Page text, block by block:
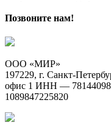
Позвоните нам!
ООО «МИР»
197229, г. Санкт-
офис 1 ИНН —
1089847225820